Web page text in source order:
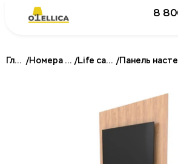
8
Постельное белье для
Одеяла для гостиниц и
Наматрасники и топперы
Халаты для отелей и
Главная / Номера под ключ / Life category A /